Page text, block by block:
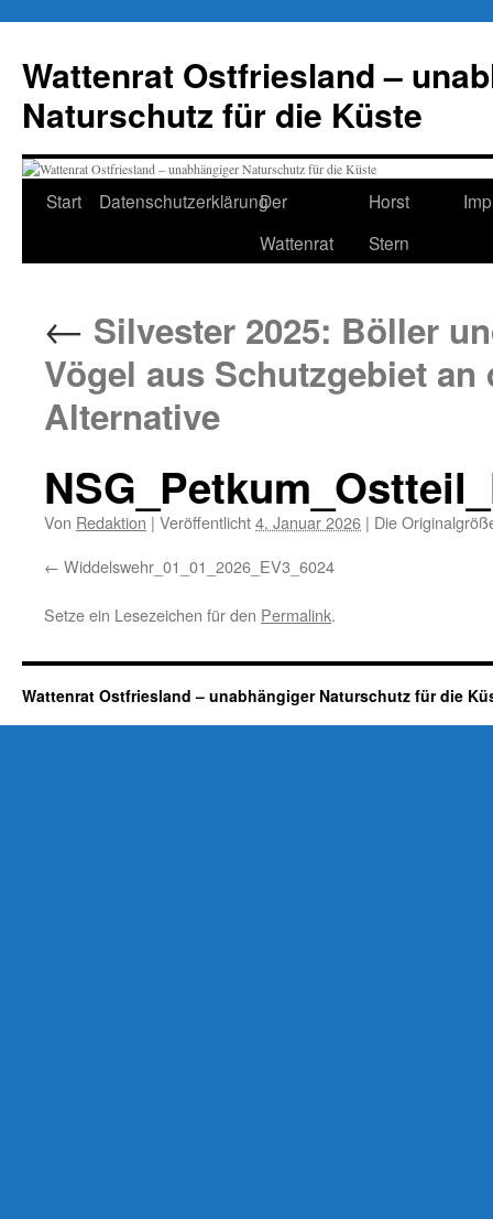
springen
Wattenrat Ostfriesland –
Naturschutz für die Küste
Start DatenschutzerklärungDer
Wattenrat
Horst
Stern
← Silvester 2025: Böller
Vögel aus Schutzgebiet
Alternative
Von Redaktion | Veröffentlicht4. Januar 2026 | Die
Widdelswehr_01_01_2026_EV3_6024
Setze ein Lesezeichen für den Permalink.
Wattenrat Ostfriesland – unabhängiger Naturschutz für die